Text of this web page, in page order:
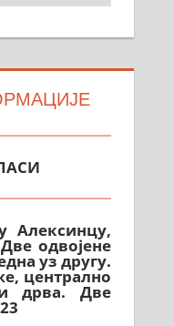
одвојене
уз другу.
централно
дрва. Две